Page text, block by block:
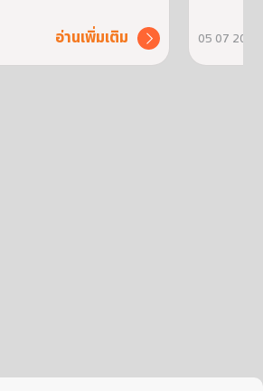
อ่านเพิ่มเติม 05 07 2022